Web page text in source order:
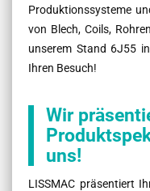
Produktionssysteme
von Blech, Coils,
unserem Stand 6J55
Ihren Besuch!
Wir
uns!
LISSMAC präsentiert